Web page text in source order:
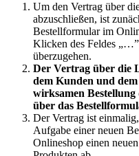
Um den Vertrag über
abzuschließen, ist
Bestellformular im
Klicken des Feldes
überzugehen.
Der Vertrag über die
dem Kunden und
wirksamen
über das
Der Vertrag ist
Aufgabe einer neuen
Onlineshop einen